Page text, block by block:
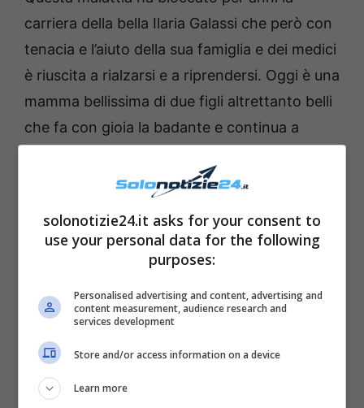
carriera della bella Ilaria Galassi che però con
tenacia e l’aiuto della sua famiglia e dei medici
è riuscita a rialzarsi e a riprendersi. Oggi è una
mamma bellissima di due figli altrettanto belli
che fa con gioia la badante e continua a
solonotizie24.it asks for your consent to
use your personal data for the following
purposes:
Personalised advertising and content, advertising and
content measurement, audience research and
services development
Store and/or access information on a device
Learn more